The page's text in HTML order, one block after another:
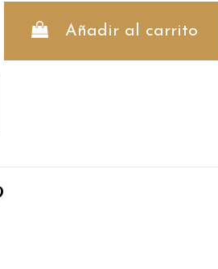
Añadir al carrito